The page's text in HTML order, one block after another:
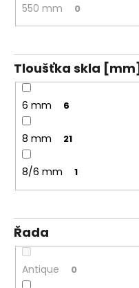
550 mm 0
Tloušťka skla [mm]
6 mm 6
8 mm 21
8/6 mm 1
Řada
Antique 0